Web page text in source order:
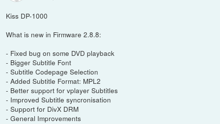
Kiss DP-1000
What is new in Firmware 2.8.8:
- Fixed bug on some DVD playback
- Bigger Subtitle Font
- Subtitle Codepage Selection
- Added Subtitle Format: MPL2
- Better support for vplayer Subtitles
- Improved Subtitle syncronisation
- Support for DivX DRM
- General Improvements